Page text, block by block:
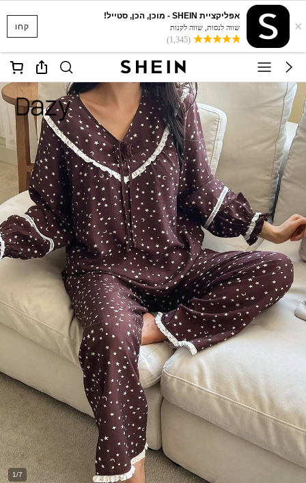
קחו ×
אפליקציית SHEIN - מוכן, הכן, סטייל!
שווה לנסות, שווה לקנות
(1,345)
1/7